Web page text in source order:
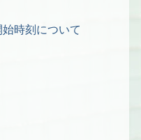
時刻について